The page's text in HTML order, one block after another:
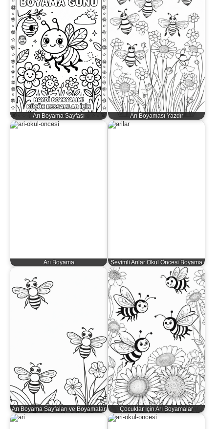
Arı Boyama Sayfası Arı Boyaması Yazdır
Arı Boyama Sevimli Arılar Okul Öncesi Boyama
Arı Boyama Sayfaları ve Boyamalar Çocuklar İçin Arı Boyamalar